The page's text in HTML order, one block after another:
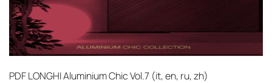
PDFLONGHI Aluminium Chic Vol.7 (it, en, ru, zh)‎